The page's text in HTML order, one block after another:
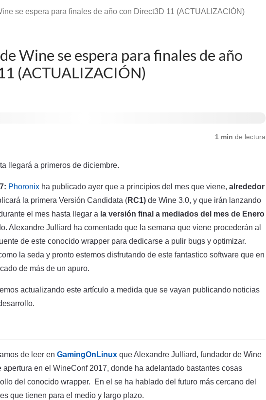
se espera para finales de año con Direct3D 11 (ACTUALIZACIÓN)
Wine se espera para finales de año
(ACTUALIZACIÓN)
1 min de lectura
llegará a primeros de diciembre.
Phoronix ha publicado ayer que a principios del mes que viene, alrededor
la primera Versión Candidata (RC1) de Wine 3.0, y que irán lanzando
el mes hasta llegar a la versión final a mediados del mes de Enero
Alexandre Julliard ha comentado que la semana que viene procederán al
de este conocido wrapper para dedicarse a pulir bugs y optimizar.
la seda y pronto estemos disfrutando de este fantastico software que en
de más de un apuro.
actualizando este artículo a medida que se vayan publicando noticias
de leer en GamingOnLinux que Alexandre Julliard, fundador de Wine
en el WineConf 2017, donde ha adelantado bastantes cosas
del conocido wrapper. En el se ha hablado del futuro más cercano del
que tienen para el medio y largo plazo.